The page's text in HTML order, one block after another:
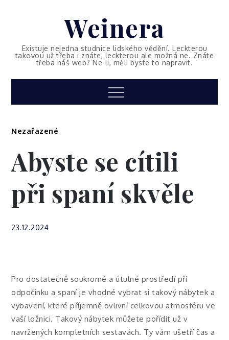
Weinera
Existuje nejedna studnice lidského vědění. Leckterou
takovou už třeba i znáte, leckterou ale možná ne. Znáte
třeba náš web? Ne-li, měli byste to napravit.
Menu
Nezařazené
Abyste se cítili
při spaní skvěle
23.12.2024
Pro dostatečně soukromé a útulné prostředí při
odpočinku a spaní je vhodné vybrat si takový nábytek a
vybavení, které příjemně ovlivní celkovou atmosféru ve
vaší ložnici. Takový nábytek můžete pořídit už v
navržených kompletních sestavách. Ty vám ušetří čas a